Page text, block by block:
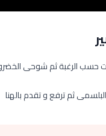
الرغبة ثم شوحى
ثم ترفع و تقدم بالهنا